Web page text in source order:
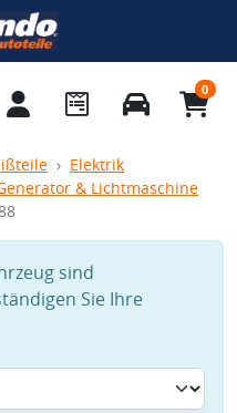
0
Elektrik
& Lichtmaschine
sind
Sie Ihre